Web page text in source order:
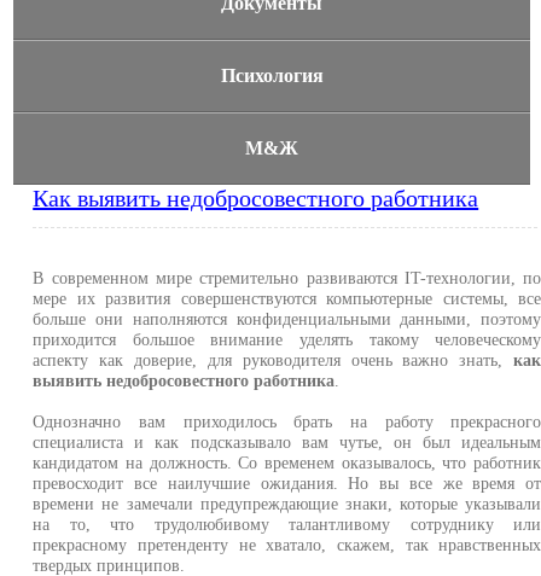
Психология
М&Ж
Как выявить недобросовестного работника
В современном мире стремительно развиваются IT-технологии, по
мере их развития совершенствуются компьютерные системы, все
больше они наполняются конфиденциальными данными, поэтому
приходится большое внимание уделять такому человеческому
аспекту как доверие, для руководителя очень важно знать,как
выявить недобросовестного работника
Однозначно вам приходилось брать на работу прекрасного
специалиста и как подсказывало вам чутье, он был идеальным
кандидатом на должность. Со временем оказывалось, что работник
превосходит все наилучшие ожидания. Но вы все же время от
времени не замечали предупреждающие знаки, которые указывали
на то, что трудолюбивому талантливому сотруднику или
прекрасному претенденту не хватало, скажем, так нравственных
твердых принципов.